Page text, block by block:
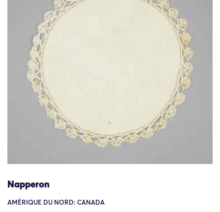
Napperon
AMÉRIQUE DU NORD: CANADA